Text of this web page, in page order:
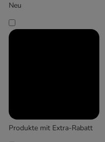
Neu
Produkte mit Extra-Rabatt